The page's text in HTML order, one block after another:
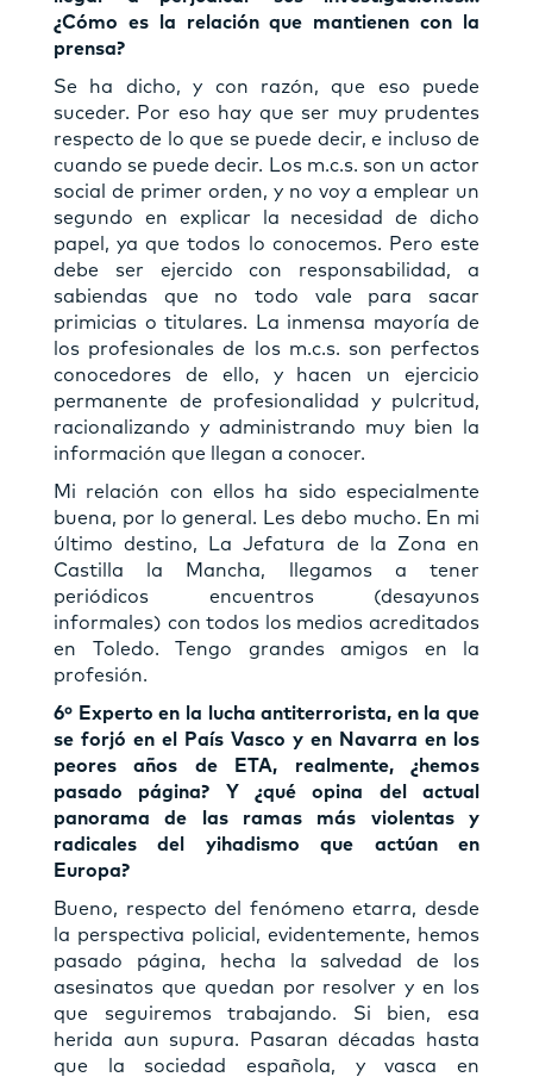
¿Cómo es la relación que mantienen con la
prensa?
Se ha dicho, y con razón, que eso puede
suceder. Por eso hay que ser muy prudentes
respecto de lo que se puede decir, e incluso de
cuando se puede decir. Los m.c.s. son un actor
social de primer orden, y no voy a emplear un
segundo en explicar la necesidad de dicho
papel, ya que todos lo conocemos. Pero este
debe ser ejercido con responsabilidad, a
sabiendas que no todo vale para sacar
primicias o titulares. La inmensa mayoría de
los profesionales de los m.c.s. son perfectos
conocedores de ello, y hacen un ejercicio
permanente de profesionalidad y pulcritud,
racionalizando y administrando muy bien la
información que llegan a conocer.
Mi relación con ellos ha sido especialmente
buena, por lo general. Les debo mucho. En mi
último destino, La Jefatura de la Zona en
Castilla la Mancha, llegamos a tener
periódicos encuentros (desayunos
informales) con todos los medios acreditados
en Toledo. Tengo grandes amigos en la
profesión.
6º Experto en la lucha antiterrorista, en la que
se forjó en el País Vasco y en Navarra en los
peores años de ETA, realmente, ¿hemos
pasado página? Y ¿qué opina del actual
panorama de las ramas más violentas y
radicales del yihadismo que actúan en
Europa?
Bueno, respecto del fenómeno etarra, desde
la perspectiva policial, evidentemente, hemos
pasado página, hecha la salvedad de los
asesinatos que quedan por resolver y en los
que seguiremos trabajando. Si bien, esa
herida aun supura. Pasaran décadas hasta
que la sociedad española, y vasca en